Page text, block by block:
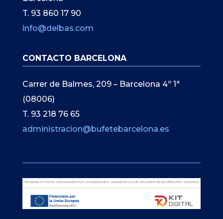
T. 93 860 17 90
info@delbas.com
CONTACTO BARCELONA
Carrer de Balmes, 209 – Barcelona 4º 1ª
(08006)
T. 93 218 76 65
administracion@bufetebarcelona.es